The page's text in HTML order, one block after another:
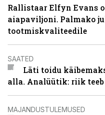
Rallistaar Elfyn Evans
aiapaviljoni. Palmako
tootmiskvaliteedile
SAATED
Läti toidu
alla. Analüütik: riik
MAJANDUSTULEMUSED